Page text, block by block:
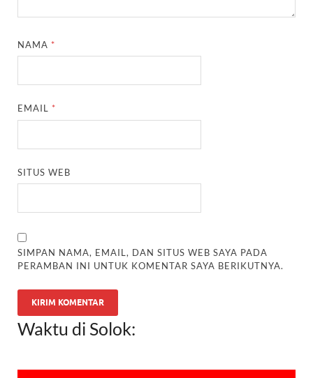
NAMA *
EMAIL *
SITUS WEB
SIMPAN NAMA, EMAIL, DAN SITUS WEB SAYA PADA
PERAMBAN INI UNTUK KOMENTAR SAYA BERIKUTNYA.
Waktu di Solok: